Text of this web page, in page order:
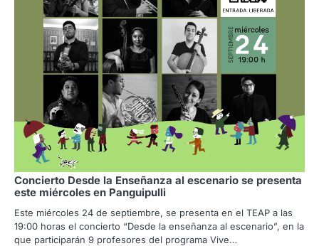
Concierto Desde la Enseñanza al escenario se presenta
este miércoles en Panguipulli
Este miércoles 24 de septiembre, se presenta en el TEAP a las
19:00 horas el concierto “Desde la enseñanza al escenario”, en la
que participarán 9 profesores del programa Vive…